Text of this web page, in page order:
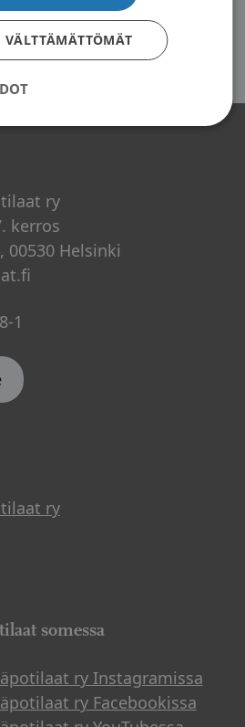
ry
kerros
00530 Helsinki
1
ry
somessa
ry Instagramissa
ry Facebookissa
VÄLTTÄMÄTTÖMÄT